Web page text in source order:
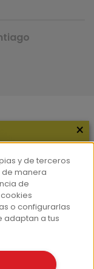
×
y de terceros
manera
de
o configurarlas
adaptan a tus